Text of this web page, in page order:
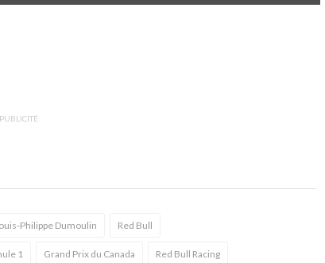
PUBLICITÉ
Philippe Dumoulin Red Bull
1 Grand Prix du Canada Red Bull Racing